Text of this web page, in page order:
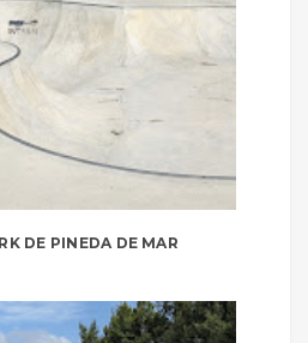
DE PINEDA DE MAR